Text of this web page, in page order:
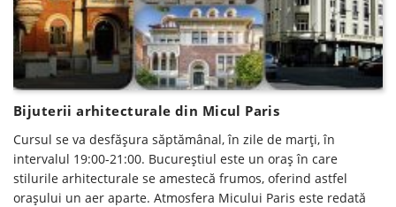
Bijuterii arhitecturale din Micul Paris
Cursul se va desfăşura săptămânal, în zile de marți, în
intervalul 19:00-21:00. Bucureştiul este un oraş în care
stilurile arhitecturale se amestecă frumos, oferind astfel
oraşului un aer aparte. Atmosfera Micului Paris este redată